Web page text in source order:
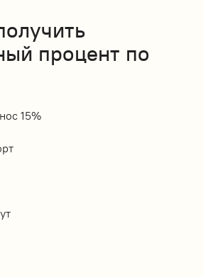
процент по
15%